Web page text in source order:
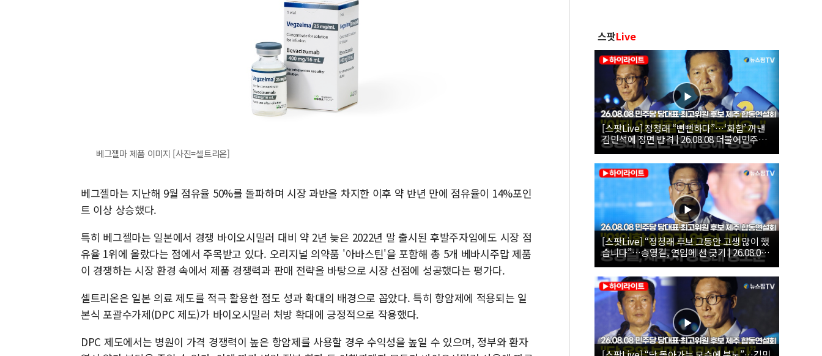
베그젤마 제품 이미지 [사진=셀트리온]
베그젤마는 지난해 9월 점유율 50%를 돌파하며 시장 과반을 차지한 이후 약 반년 만에 점유율이 14%포인
트 이상 상승했다.
특히 베그젤마는 일본에서 경쟁 바이오시밀러 대비 약 2년 늦은 2022년 말 출시된 후발주자임에도 시장 점
유율 1위에 올랐다는 점에서 주목받고 있다. 오리지널 의약품 '아바스틴'을 포함해 총 5개 베바시주맙 제품
이 경쟁하는 시장 환경 속에서 제품 경쟁력과 판매 전략을 바탕으로 시장 선점에 성공했다는 평가다.
셀트리온은 일본 의료 제도를 적극 활용한 점도 성과 확대의 배경으로 꼽았다. 특히 항암제에 적용되는 일
본식 포괄수가제(DPC 제도)가 바이오시밀러 처방 확대에 긍정적으로 작용했다.
DPC 제도에서는 병원이 가격 경쟁력이 높은 항암제를 사용할 경우 수익성을 높일 수 있으며, 정부와 환자
스팟Live
[스팟Live] 정청래 “뻔뻔하다”…‘화합’ 꺼낸
김민석에 정면 반격 | 26.08.08 더불어민주당
당대표·최고위원 후보 제주 합동연설회
[스팟Live] “정청래 후보 그동안 고생 많이 했
습니다”…송영길, 연임에 선 긋기 | 26.08.08
더불어민주당 당대표·최고위원 후보 제주 합
동연설회